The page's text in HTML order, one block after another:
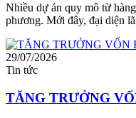
Nhiều dự án quy mô từ
phương. Mới đây, đại diện
29/07/2026
Tin tức
TĂNG TRƯỞNG